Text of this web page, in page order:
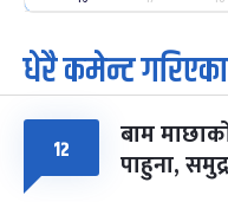
७
आइत
पूर्णिमा व्रत
चैत्र ७, २०८३-Mar 21,
८ फागुपूर्णिमा
चैत्र ८, २०८३-Mar 22,
धेरै कमेन्ट गरिएका
१२ बाम
पाहुना,